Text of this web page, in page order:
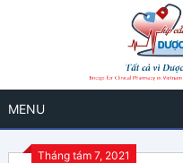
MENU
Tháng tám 7, 2021